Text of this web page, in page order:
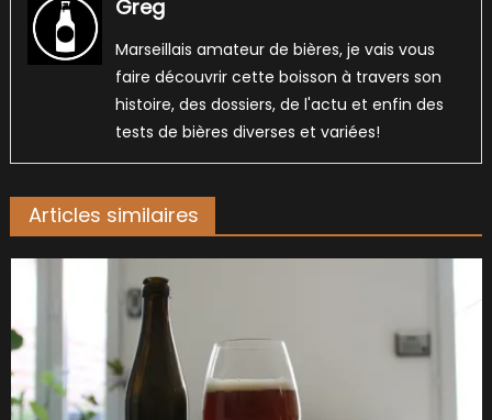
Greg
Marseillais amateur de bières, je vais vous
faire découvrir cette boisson à travers son
histoire, des dossiers, de l'actu et enfin des
tests de bières diverses et variées!
Articles similaires